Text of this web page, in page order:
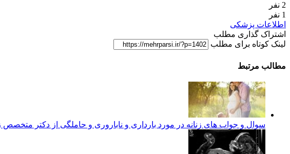
2 نفر
1 نفر
اطلاعات پزشکی
اشتراک گذاری مطلب
لینک کوتاه برای مطلب
مطالب مرتبط
سوال و جواب های زنانه در مورد بارداری و ناباروری و حاملگی از دکتر متخصص